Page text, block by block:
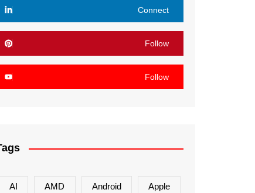
Connect
Follow
Follow
AI AMD Android Apple